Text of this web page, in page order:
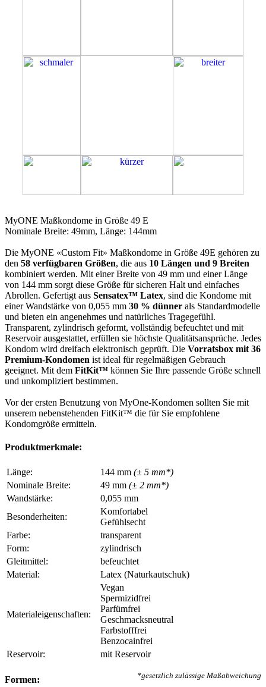
MyONE Maßkondome in Größe 49 E
Nominale Breite: 49mm, Länge: 144mm
Die MyONE «Custom Fit» Maßkondome in Größe 49E gehören zu
den 58 verfügbaren Größen, die aus 10 Längen und 9 Breiten
kombiniert werden. Mit einer Breite von 49 mm und einer Länge
von 144 mm sorgt diese Größe für sicheren Halt und einfaches
Abrollen. Gefertigt aus Sensatex™ Latex, sind die Kondome mit
einer Wandstärke von 0,055 mm 30 % dünner als Standardmodelle
und bieten ein angenehmes und natürliches Tragegefühl.
Transparent, zylindrisch geformt, vollständig befeuchtet und mit
Reservoir ausgestattet, erfüllen sie höchste Qualitätsansprüche. Jedes
Kondom wird dreifach elektronisch geprüft. Die Vorratsbox mit 36
Premium-Kondomen ist ideal für regelmäßigen Gebrauch
geeignet. Mit dem FitKit™ können Sie Ihre passende Größe schnell
und unkompliziert bestimmen.
Vor der ersten Benutzung von MyOne-Kondomen sollten Sie mit
unserem nebenstehenden FitKit™ die für Sie empfohlene
Kondomgröße ermitteln.
Produktmerkmale:
Länge: 144 mm (± 5 mm*)
Nominale Breite:
49 mm (± 2 mm*)
Wandstärke:
0,055 mm
Besonderheiten:
Komfortabel
Gefühlsecht
Farbe:
transparent
Form:
zylindrisch
Gleitmittel:
befeuchtet
Material:
Latex (Naturkautschuk)
Materialeigenschaften:
Vegan
Spermizidfrei
Parfümfrei
Geschmacksneutral
Farbstofffrei
Benzocainfrei
Reservoir:
mit Reservoir
*gesetzlich zulässige Maßabweichung
Formen: